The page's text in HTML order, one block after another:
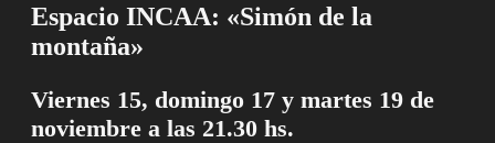
Espacio INCAA: «Simón de la
montaña»
Viernes 15, domingo 17 y martes 19 de
noviembre a las 21.30 hs.